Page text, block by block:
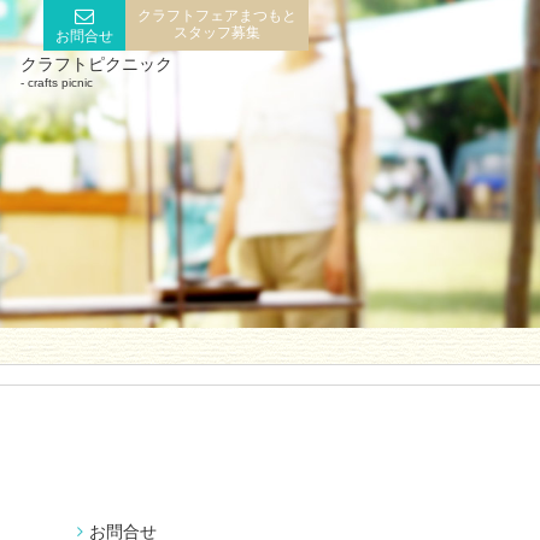
クラフトピクニック
crafts picnic
お問合せ
クラフトフェアまつもと
スタッフ募集
お問合せ